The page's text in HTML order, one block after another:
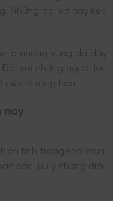
Những dải xơ này kéo
ở những vùng da dày
với những người lớn
rõ ràng hơn.
nay
tình trạng sẹo mụn.
cần lưu ý những điều